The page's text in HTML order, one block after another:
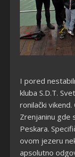
I pored
kluba S.D.T.
ronilački
Zrenjaninu gde
Peskara.
ovom jezeru
apsolutno